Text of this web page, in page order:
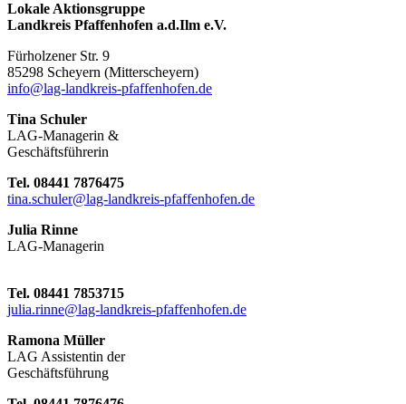
Lokale Aktionsgruppe
Landkreis Pfaffenhofen a.d.Ilm e.V.
Fürholzener Str. 9
85298 Scheyern (Mitterscheyern)
info@lag-landkreis-pfaffenhofen.de
Tina Schuler
LAG-Managerin &
Geschäftsführerin
Tel. 08441 7876475
tina.schuler@lag-landkreis-pfaffenhofen.de
Julia Rinne
LAG-Managerin
Tel. 08441 7853715
julia.rinne@lag-landkreis-pfaffenhofen.de
Ramona Müller
LAG Assistentin der
Geschäftsführung